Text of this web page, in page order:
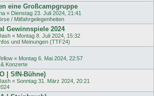
eine Großcampgruppe
« Dienstag 23. Juli 2024, 21:41
/ Mitfahrgelegenheiten
Gewinnspiele 2024
« Montag 8. Juli 2024, 15:32
und Meinungen (TTF24)
« Montag 6. Mai 2024, 22:57
Konzerte
| SfN-Bühne)
« Sonntag 31. März 2024, 20:21